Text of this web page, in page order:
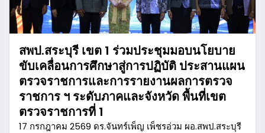
สพป.สระบุรี เขต 1 ร่วมประชุมมอบนโยบาย
ขับเคลื่อนการศึกษาสู่การปฏิบัติ ประสานแผน
ตรวจราชการและการรายงานผลการตรวจ
ราชการ ฯ ระดับภาคและจังหวัด พื้นที่เขต
ตรวจราชการที่ 1
17 กรกฎาคม 2569 ดร.จันทร์เพ็ญ เพ็ชรอ่วม ผอ.สพป.สระบุรี